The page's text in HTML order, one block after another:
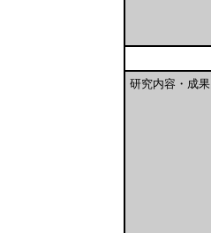
研究内容・成果